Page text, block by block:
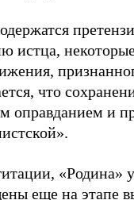
истца,
что
оправданием и
«Родина»
еще на этапе